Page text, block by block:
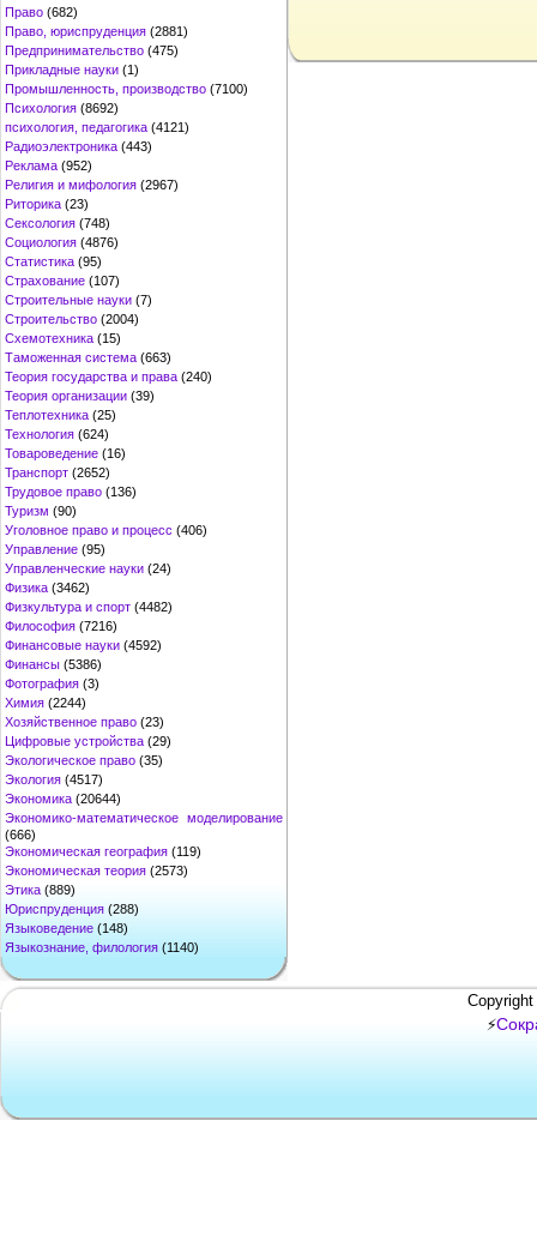
Право (682)
Право, юриспруденция (2881)
Предпринимательство (475)
Прикладные науки (1)
Промышленность, производство (7100)
Психология (8692)
психология, педагогика (4121)
Радиоэлектроника (443)
Реклама (952)
Религия и мифология (2967)
Риторика (23)
Сексология (748)
Социология (4876)
Статистика (95)
Страхование (107)
Строительные науки (7)
Строительство (2004)
Схемотехника (15)
Таможенная система (663)
Теория государства и права (240)
Теория организации (39)
Теплотехника (25)
Технология (624)
Товароведение (16)
Транспорт (2652)
Трудовое право (136)
Туризм (90)
Уголовное право и процесс (406)
Управление (95)
Управленческие науки (24)
Физика (3462)
Физкультура и спорт (4482)
Философия (7216)
Финансовые науки (4592)
Финансы (5386)
Фотография (3)
Химия (2244)
Хозяйственное право (23)
Цифровые устройства (29)
Экологическое право (35)
Экология (4517)
Экономика (20644)
Экономико-математическое моделирование
(666)
Экономическая география (119)
Экономическая теория (2573)
Этика (889)
Юриспруденция (288)
Языковедение (148)
Языкознание, филология (1140)
⚡